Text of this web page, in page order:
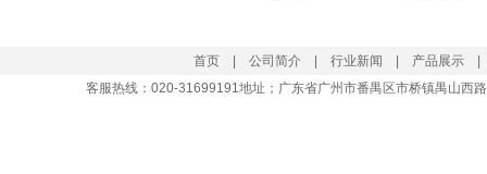
首页 公司简介 行业新闻 产品展示
客服热线： 020-31699191地址；广东省广州市番禺区市桥镇禺山西